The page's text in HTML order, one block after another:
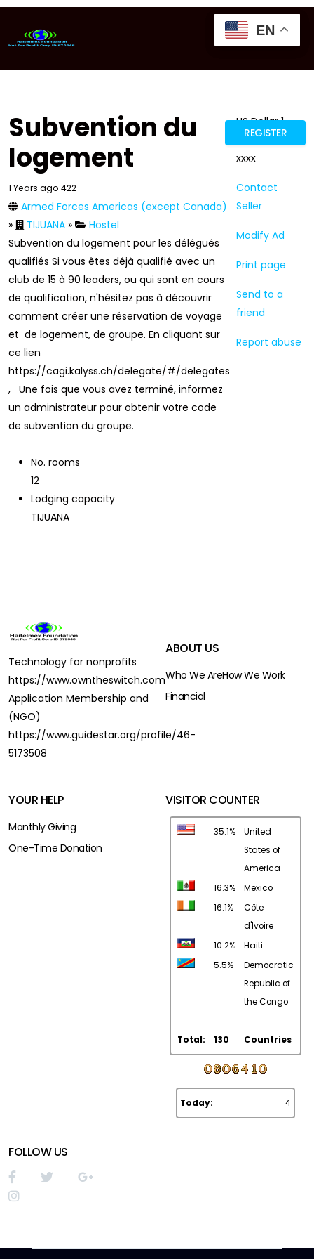
REGISTER
EN
EN
EN
Subvention du
logement
1 Years ago 422
Armed Forces Americas (except Canada)
»
TIJUANA »
Hostel
Subvention du logement pour les délégués
qualifiés Si vous êtes déjà qualifié avec un
club de 15 à 90 leaders, ou qui sont en cours
de qualification, n'hésitez pas à découvrir
comment créer une réservation de voyage
et de logement, de groupe. En cliquant sur
ce lien
https://cagi.kalyss.ch/delegate/#/delegates
, Une fois que vous avez terminé, informez
un administrateur pour obtenir votre code
de subvention du groupe.
No. rooms
12
Lodging capacity
TIJUANA
US Dollar 1
66xxxx xxxx
xxxx
Contact
Seller
Modify Ad
Print page
Send to a
friend
Report abuse
Technology for nonprofits
https://www.owntheswitch.com
Application Membership and
(NGO)
https://www.guidestar.org/profile/46-
5173508
ABOUT US
Who We AreHow We Work
Financial
YOUR HELP
Monthly Giving
One-Time Donation
VISITOR COUNTER
35.1%
United
States of
America
16.3%
Mexico
16.1%
Côte
d'Ivoire
10.2%
Haiti
5.5%
Democratic
Republic of
the Congo
Total: 130 Countries
Today: 4
FOLLOW US